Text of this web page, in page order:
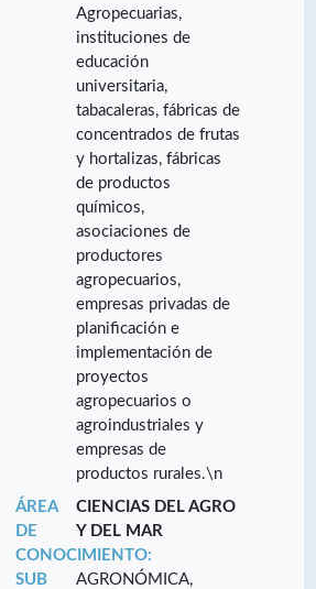
Agropecuarias,
instituciones de
educación
universitaria,
tabacaleras, fábricas de
concentrados de frutas
y hortalizas, fábricas
de productos
químicos,
asociaciones de
productores
agropecuarios,
empresas privadas de
planificación e
implementación de
proyectos
agropecuarios o
agroindustriales y
empresas de
productos rurales.\n
ÁREA
DE
CONOCIMIENTO:
CIENCIAS DEL AGRO
Y DEL MAR
SUB
AGRONÓMICA,